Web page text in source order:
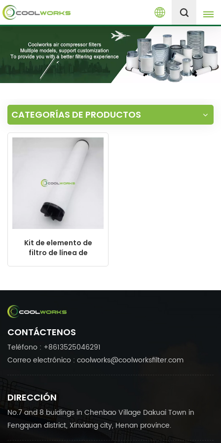
Español
English
español
العربية
русский
+8613525046291
CATEGORÍAS DE PRODUCTOS
Kit de elemento de
filtro de línea de
CONTÁCTENOS
Teléfono : +8613525046291
Correo electrónico : coolworks@coolworksfilter.com
DIRECCIÓN
No.7 and 8 buidings in Chenbao Village Dakuai Town in
Fengquan district, Xinxiang city, Henan province.